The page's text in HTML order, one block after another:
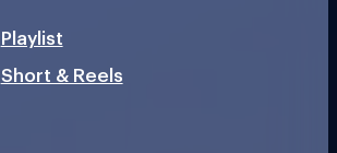
Playlist
Short & Reels